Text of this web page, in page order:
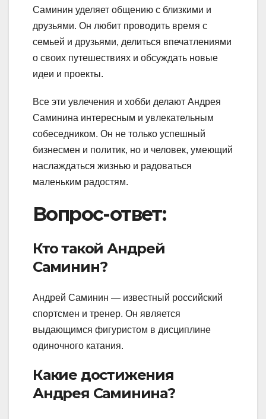
Саминин уделяет общению с близкими и
друзьями. Он любит проводить время с
семьей и друзьями, делиться впечатлениями
о своих путешествиях и обсуждать новые
идеи и проекты.
Все эти увлечения и хобби делают Андрея
Саминина интересным и увлекательным
собеседником. Он не только успешный
бизнесмен и политик, но и человек, умеющий
наслаждаться жизнью и радоваться
маленьким радостям.
Вопрос-ответ:
Кто такой Андрей
Саминин?
Андрей Саминин — известный российский
спортсмен и тренер. Он является
выдающимся фигуристом в дисциплине
одиночного катания.
Какие достижения
Андрея Саминина?